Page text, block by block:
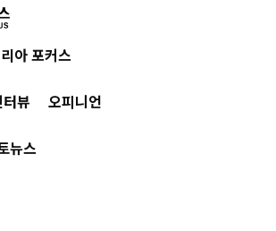
아 포커스
터뷰 오피니언
뉴스